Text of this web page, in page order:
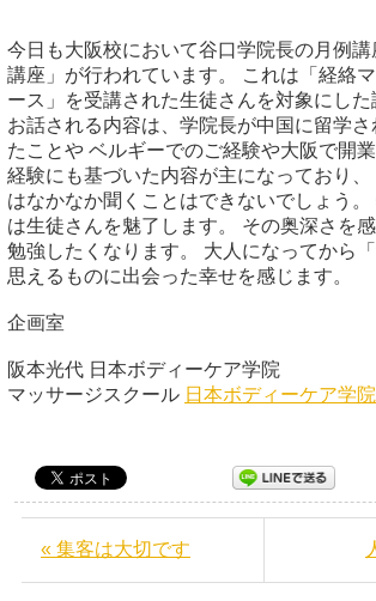
今日も大阪校において谷口学院長の月例
講座」が行われています。 これは「経絡
ース」を受講された生徒さんを対象にし
お話される内容は、学院長が中国に留学
たことや ベルギーでのご経験や大阪で開
経験にも基づいた内容が主になっており
はなかなか聞くことはできないでしょう
は生徒さんを魅了します。 その奥深さを
勉強したくなります。 大人になってから
思えるものに出会った幸せを感じます。
企画室
阪本光代 日本ボディーケア学院
マッサージスクール 日本ボディーケア学院
« 集客は大切です